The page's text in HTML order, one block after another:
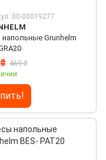
00-00019277
Grunhelm
469 ₴